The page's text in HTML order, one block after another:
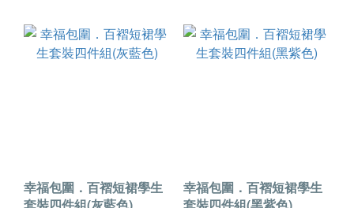
幸福包圍．百褶短裙學生
幸福包圍．百褶短裙學生